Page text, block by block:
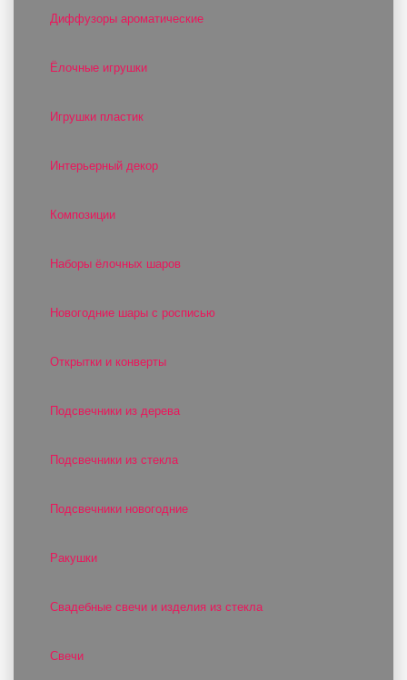
Диффузоры ароматические
Ёлочные игрушки
Игрушки пластик
Интерьерный декор
Композиции
Наборы ёлочных шаров
Новогодние шары с росписью
Открытки и конверты
Подсвечники из дерева
Подсвечники из стекла
Подсвечники новогодние
Ракушки
Свадебные свечи и изделия из стекла
Свечи